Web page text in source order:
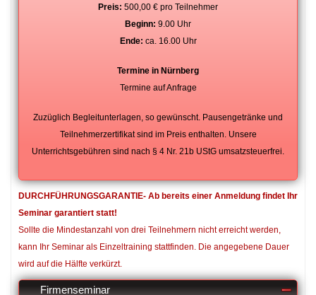
Preis: 500,00 € pro Teilnehmer
Beginn: 9.00 Uhr
Ende: ca. 16.00 Uhr
Termine in Nürnberg
Termine auf Anfrage
Zuzüglich Begleitunterlagen, so gewünscht. Pausengetränke und
Teilnehmerzertifikat sind im Preis enthalten. Unsere
Unterrichtsgebühren sind nach § 4 Nr. 21b UStG umsatzsteuerfrei.
DURCHFÜHRUNGSGARANTIE- Ab bereits einer Anmeldung findet Ihr
Seminar garantiert statt!
Sollte die Mindestanzahl von drei Teilnehmern nicht erreicht werden,
kann Ihr Seminar als Einzeltraining stattfinden. Die angegebene Dauer
wird auf die Hälfte verkürzt.
Firmenseminar